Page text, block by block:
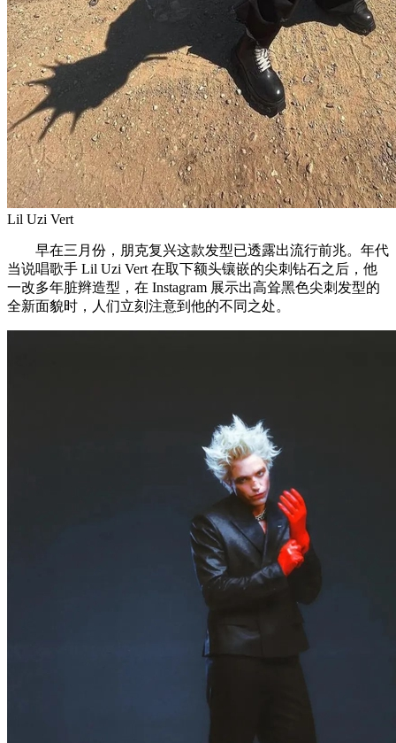
Lil Uzi Vert
早在三月份，朋克复兴这款发型已透露出流行前兆。年代
当说唱歌手 Lil Uzi Vert 在取下额头镶嵌的尖刺钻石之后，他
一改多年脏辫造型，在 Instagram 展示出高耸黑色尖刺发型的
全新面貌时，人们立刻注意到他的不同之处。